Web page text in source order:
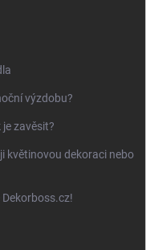
výzdobu?
zavěsit?
květinovou dekoraci nebo